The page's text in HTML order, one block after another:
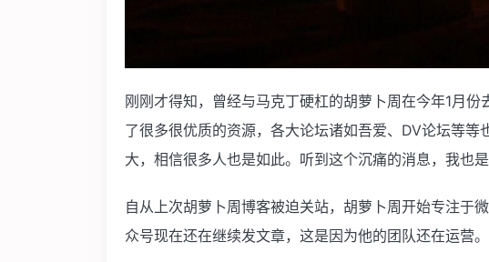
刚刚才得知，曾经与马克丁硬杠的胡萝卜周在今年1月
了很多很优质的资源，各大论坛诸如吾爱、DV论坛等等
大，相信很多人也是如此。听到这个沉痛的消息，我也是
自从上次胡萝卜周博客被迫关站，胡萝卜周开始专注于
众号现在还在继续发文章，这是因为他的团队还在运营。